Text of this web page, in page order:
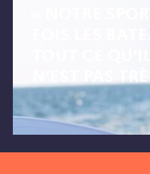
« NOTRE
FOIS LES
TOUT CE
N’EST PAS